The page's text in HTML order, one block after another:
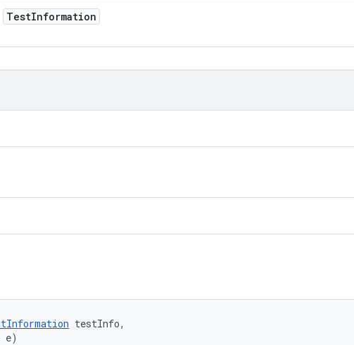
TestInformation
testInfo,
e)